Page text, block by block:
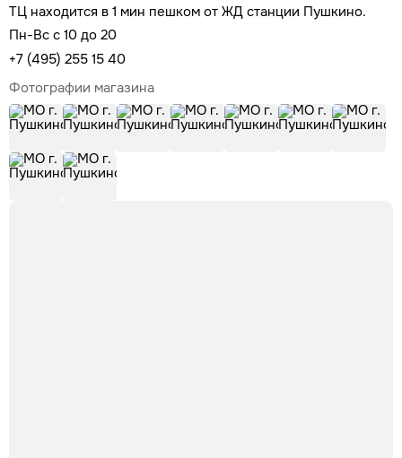
ТЦ находится в 1 мин пешком от ЖД станции Пушкино.
Пн-Вс с 10 до 20
+7 (495) 255 15 40
Фотографии магазина